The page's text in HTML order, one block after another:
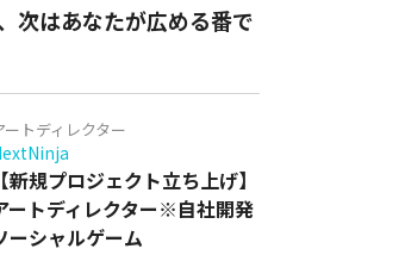
次はあなたが広める番で
ートディレクター
【新規プロジェクト立ち上げ】
ートディレクター※自社開発
ーシャルゲーム